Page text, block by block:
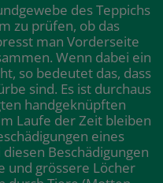
des Teppichs
zu prüfen, ob das
man Vorderseite
Wenn dabei ein
so bedeutet das, dass
sind. Es ist durchaus
handgeknüpften
Laufe der Zeit bleiben
eines
Beschädigungen
und grössere Löcher